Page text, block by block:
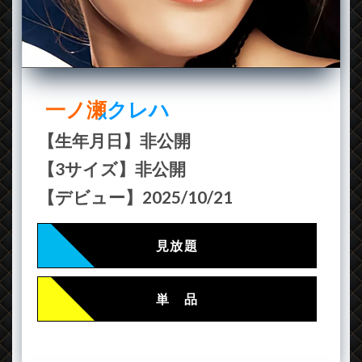
一ノ瀬クレハ
【生年月日】非公開
【3サイズ】非公開
【デビュー】2025/10/21
見放題
単 品